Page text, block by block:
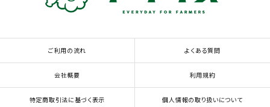
ご利用の流れ よくある質問
会社概要 利用規約
特定商取引法に基づく表示 個人情報の取り扱いについて